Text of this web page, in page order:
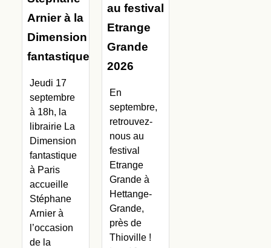
Arnier à la
Dimension
fantastique
Jeudi 17
septembre
à 18h, la
librairie La
Dimension
fantastique
à Paris
accueille
Stéphane
Arnier à
l’occasion
de la
au festival
Etrange
Grande
2026
En
septembre,
retrouvez-
nous au
festival
Etrange
Grande à
Hettange-
Grande,
près de
Thioville !